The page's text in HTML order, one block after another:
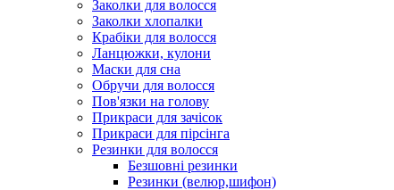
Заколки для волосся
Заколки хлопалки
Крабіки для волосся
Ланцюжки, кулони
Маски для сна
Обручи для волосся
Пов'язки на голову
Прикраси для зачісок
Прикраси для пірсінга
Резинки для волосся
Безшовні резинки
Резинки (велюр,шифон)